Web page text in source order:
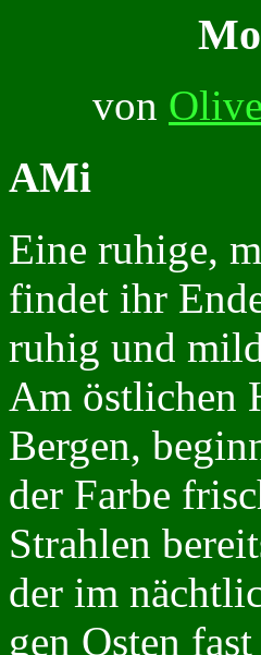
von
AMi
Eine ruhige,
findet ihr
ruhig und
Am östlichen
Bergen,
der Farbe
Strahlen
der im
gen Osten